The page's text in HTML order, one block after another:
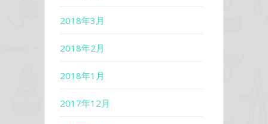
2018年3月
2018年2月
2018年1月
2017年12月